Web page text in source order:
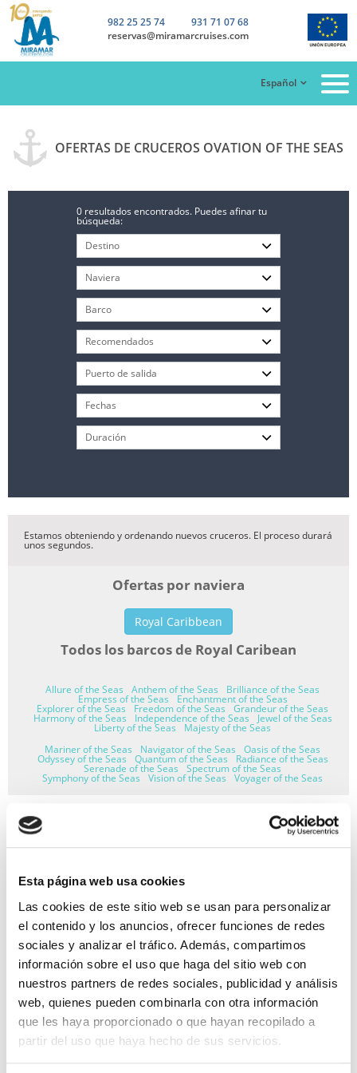
Esta página web usa cookies
Las cookies de este sitio web se usan para personalizar
el contenido y los anuncios, ofrecer funciones de redes
sociales y analizar el tráfico. Además, compartimos
información sobre el uso que haga del sitio web con
nuestros partners de redes sociales, publicidad y análisis
web, quienes pueden combinarla con otra información
que les haya proporcionado o que hayan recopilado a
partir del uso que haya hecho de sus servicios.
982 25 25 74
931 71 07 68
reservas@miramarcruises.com
Español
OFERTAS DE CRUCEROS OVATION OF THE SEAS
0 resultados encontrados. Puedes afinar tu
búsqueda:
Estamos obteniendo y ordenando nuevos cruceros. El proceso durará
unos segundos.
Ofertas por naviera
Royal Caribbean
Todos los barcos de Royal Caribean
Allure of the Seas Anthem of the Seas Brilliance of the Seas
Empress of the Seas Enchantment of the Seas
Explorer of the Seas Freedom of the Seas Grandeur of the Seas
Harmony of the Seas Independence of the Seas Jewel of the Seas
Liberty of the Seas
Majesty of the Seas
Mariner of the Seas
Navigator of the Seas Oasis of the Seas
Odyssey of the Seas Quantum of the Seas Radiance of the Seas
Serenade of the Seas Spectrum of the Seas
Symphony of the Seas Vision of the Seas Voyager of the Seas
RESERVAS MIRAMAR
SEGURO DE VIAJE
INFORMACIÓN ÚTIL